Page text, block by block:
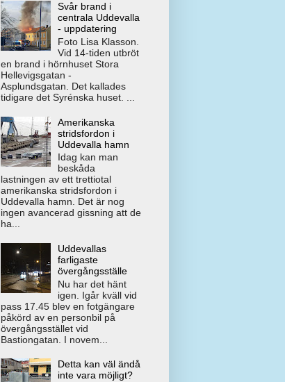
Svår brand i
centrala Uddevalla
- uppdatering
Foto Lisa Klasson.
Vid 14-tiden utbröt
en brand i hörnhuset Stora
Hellevigsgatan -
Asplundsgatan. Det kallades
tidigare det Syrénska huset. ...
Amerikanska
stridsfordon i
Uddevalla hamn
Idag kan man
beskåda
lastningen av ett trettiotal
amerikanska stridsfordon i
Uddevalla hamn. Det är nog
ingen avancerad gissning att de
ha...
Uddevallas
farligaste
övergångsställe
Nu har det hänt
igen. Igår kväll vid
pass 17.45 blev en fotgängare
påkörd av en personbil på
övergångsstället vid
Bastiongatan. I novem...
Detta kan väl ändå
inte vara möjligt?